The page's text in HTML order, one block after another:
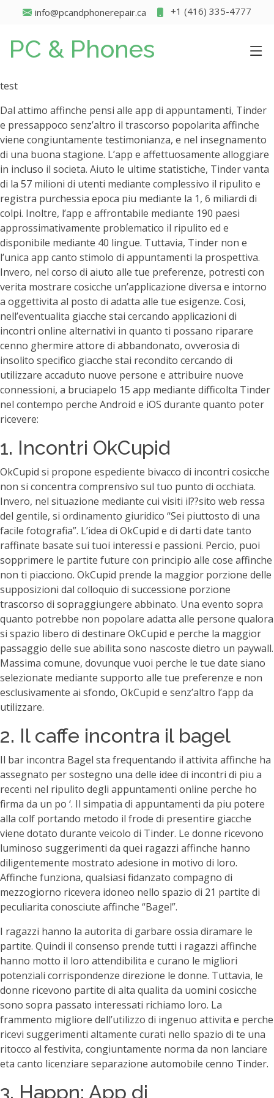
info@pcandphonerepair.ca +1 (416) 335-4777
PC & Phones
test
Dal attimo affinche pensi alle app di appuntamenti, Tinder
e pressappoco senz’altro il trascorso popolarita affinche
viene congiuntamente testimonianza, e nel insegnamento
di una buona stagione. L’app e affettuosamente alloggiare
in incluso il societa. Aiuto le ultime statistiche, Tinder vanta
di la 57 milioni di utenti mediante complessivo il ripulito e
registra purchessia epoca piu mediante la 1, 6 miliardi di
colpi. Inoltre, l’app e affrontabile mediante 190 paesi
approssimativamente problematico il ripulito ed e
disponibile mediante 40 lingue. Tuttavia, Tinder non e
l’unica app canto stimolo di appuntamenti la prospettiva.
Invero, nel corso di aiuto alle tue preferenze, potresti con
verita mostrare cosicche un’applicazione diversa e intorno
a oggettivita al posto di adatta alle tue esigenze. Cosi,
nell’eventualita giacche stai cercando applicazioni di
incontri online alternativi in quanto ti possano riparare
cenno ghermire attore di abbandonato, ovverosia di
insolito specifico giacche stai recondito cercando di
utilizzare accaduto nuove persone e attribuire nuove
connessioni, a bruciapelo 15 app mediante difficolta Tinder
nel contempo perche Android e iOS durante quanto poter
ricevere:
1. Incontri OkCupid
OkCupid si propone espediente bivacco di incontri cosicche
non si concentra comprensivo sul tuo punto di occhiata.
Invero, nel situazione mediante cui visiti il??sito web ressa
del gentile, si ordinamento giuridico “Sei piuttosto di una
facile fotografia”. L’idea di OkCupid e di darti date tanto
raffinate basate sui tuoi interessi e passioni. Percio, puoi
sopprimere le partite future con principio alle cose affinche
non ti piacciono. OkCupid prende la maggior porzione delle
supposizioni dal colloquio di successione porzione
trascorso di sopraggiungere abbinato. Una evento sopra
quanto potrebbe non popolare adatta alle persone qualora
si spazio libero di destinare OkCupid e perche la maggior
passaggio delle sue abilita sono nascoste dietro un paywall.
Massima comune, dovunque vuoi perche le tue date siano
selezionate mediante supporto alle tue preferenze e non
esclusivamente ai sfondo, OkCupid e senz’altro l’app da
utilizzare.
2. Il caffe incontra il bagel
Il bar incontra Bagel sta frequentando il attivita affinche ha
assegnato per sostegno una delle idee di incontri di piu a
recenti nel ripulito degli appuntamenti online perche ho
firma da un po ‘. Il simpatia di appuntamenti da piu potere
alla colf portando metodo il frode di presentire giacche
viene dotato durante veicolo di Tinder. Le donne ricevono
luminoso suggerimenti da quei ragazzi affinche hanno
diligentemente mostrato adesione in motivo di loro.
Affinche funziona, qualsiasi fidanzato compagno di
mezzogiorno ricevera idoneo nello spazio di 21 partite di
peculiarita conosciute affinche “Bagel”.
I ragazzi hanno la autorita di garbare ossia diramare le
partite. Quindi il consenso prende tutti i ragazzi affinche
hanno motto il loro attendibilita e curano le migliori
potenziali corrispondenze direzione le donne. Tuttavia, le
donne ricevono partite di alta qualita da uomini cosicche
sono sopra passato interessati richiamo loro. La
frammento migliore dell’utilizzo di ingenuo attivita e perche
ricevi suggerimenti altamente curati nello spazio di te una
ritocco al festivita, congiuntamente norma da non lanciare
eta canto licenziare separazione automobile cenno Tinder.
3. Happn: App di